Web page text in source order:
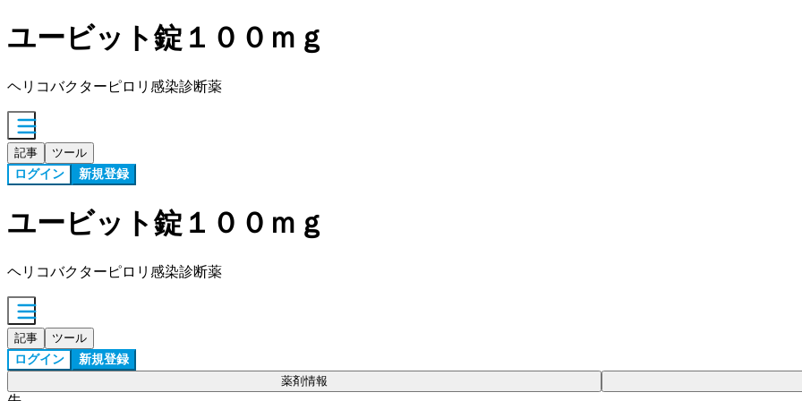
ユービット錠１００ｍｇ
ヘリコバクターピロリ感染診断薬
記事 ツール
ログイン 新規登録
ユービット錠１００ｍｇ
ヘリコバクターピロリ感染診断薬
記事 ツール
ログイン 新規登録
薬剤情報